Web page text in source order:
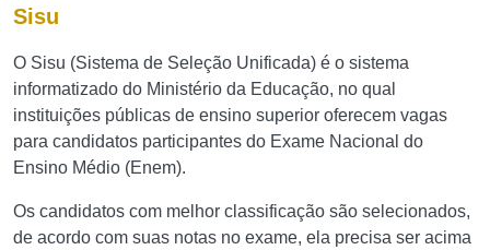
Sisu
O Sisu (Sistema de Seleção Unificada) é o sistema
informatizado do Ministério da Educação, no qual
instituições públicas de ensino superior oferecem vagas
para candidatos participantes do Exame Nacional do
Ensino Médio (Enem).
Os candidatos com melhor classificação são selecionados,
de acordo com suas notas no exame, ela precisa ser acima